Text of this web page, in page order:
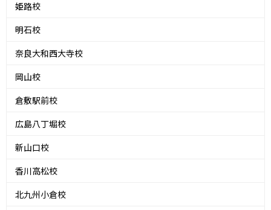
姫路校
明石校
奈良大和西大寺校
岡山校
倉敷駅前校
広島八丁堀校
新山口校
香川高松校
北九州小倉校